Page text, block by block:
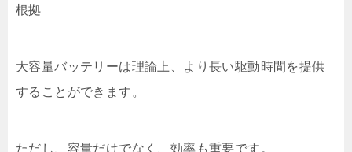
根拠
大容量バッテリーは理論上、より長い駆動時間を提供
することができます。
ただし、容量だけでなく、効率も重要です。